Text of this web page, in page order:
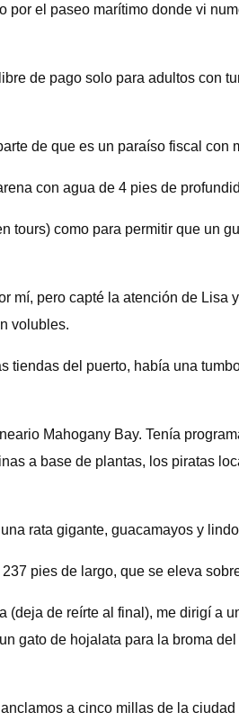
el paseo marítimo donde vi
de pago solo para adultos con
de que es un paraíso fiscal
con agua de 4 pies de
como para permitir que un
pero capté la atención de Lisa
volubles.
del puerto, había una
Mahogany Bay. Tenía
a base de plantas, los piratas
rata gigante, guacamayos y
pies de largo, que se eleva
de reírte al final), me dirigí a
gato de hojalata para la broma
a cinco millas de la